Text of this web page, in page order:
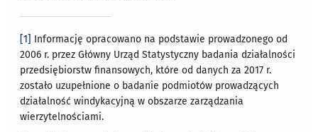
[1] Informację opracowano na podstawie prowadzonego od
2006 r. przez Główny Urząd Statystyczny badania działalności
przedsiębiorstw finansowych, które od danych za 2017 r.
zostało uzupełnione o badanie podmiotów prowadzących
działalność windykacyjną w obszarze zarządzania
wierzytelnościami.